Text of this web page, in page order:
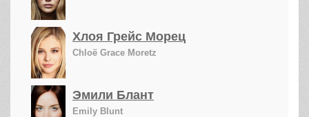
Хлоя Грейс Морец
Chloë Grace Moretz
Эмили Блант
Emily Blunt